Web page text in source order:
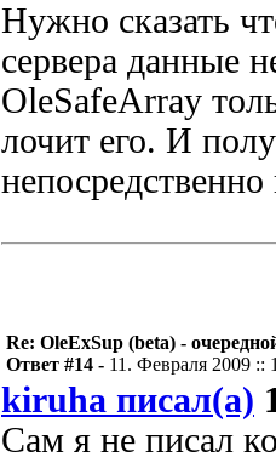
Нужно сказать
сервера данные
OleSafeArray
лочит его. И
Re: OleExSup (beta) -
Ответ #14 - 11. Февраля 2009 ::
kiruha писал(а)
Сам я не писал